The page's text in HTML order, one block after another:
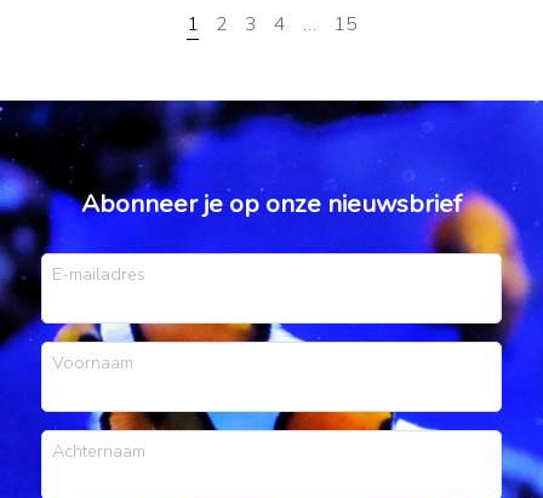
1 2 3 4 … 15
Abonneer je op onze nieuwsbrief
E-mailadres
Voornaam
Achternaam